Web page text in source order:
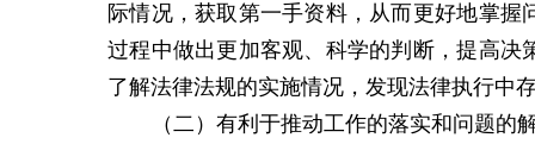
际情况，获取第一手资料，从而更好地掌
过程中做出更加客观、科学的判断，提高
了解法律法规的实施情况，发现法律执行中
（二）有利于推动工作的落实和问题的